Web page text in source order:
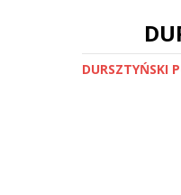
DURSZTYŃSKI